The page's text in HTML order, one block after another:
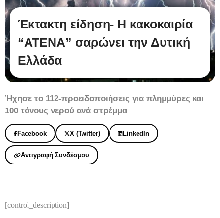
Έκτακτη είδηση- Η κακοκαιρία
“ATENA” σαρώνει την Δυτική
Ελλάδα
Ήχησε το 112-προειδοποιήσεις για πλημμύρες και
100 τόνους νερού ανά στρέμμα
Facebook X (Twitter) LinkedIn
Αντιγραφή Συνδέσμου
[control_description]